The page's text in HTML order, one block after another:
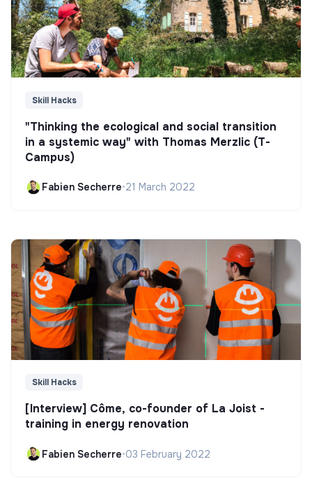
Skill Hacks
"Thinking the ecological and social transition
in a systemic way" with Thomas Merzlic (T-
Campus)
Fabien Secherre•21 March 2022
Skill Hacks
[Interview] Côme, co-founder of La Joist -
training in energy renovation
Fabien Secherre•03 February 2022